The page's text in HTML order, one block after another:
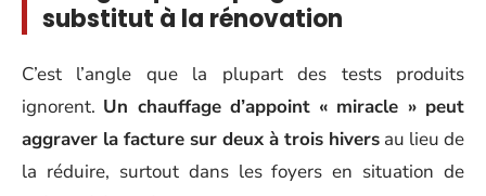
substitut à la rénovation
C’est l’angle que la plupart des tests produits
ignorent. Un chauffage d’appoint « miracle » peut
aggraver la facture sur deux à trois hivers au lieu de
la réduire, surtout dans les foyers en situation de